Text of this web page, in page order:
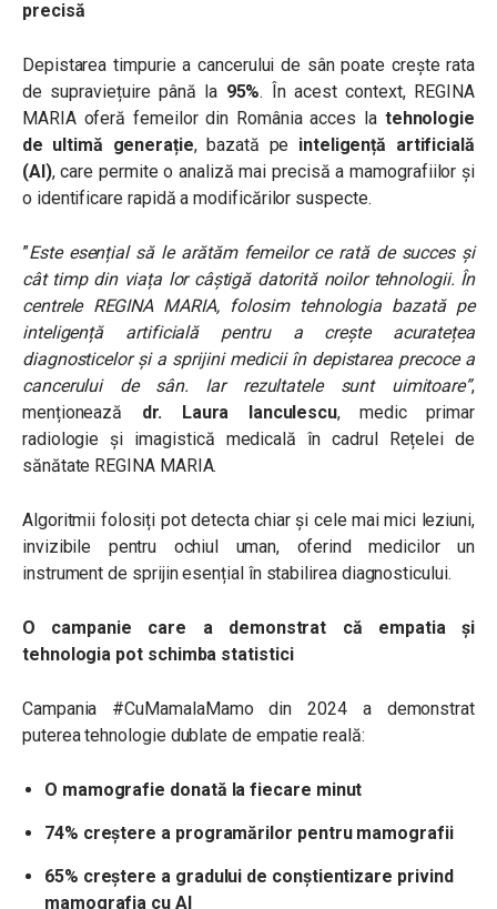
precisă
Depistarea timpurie a cancerului de sân poate crește rata
de supraviețuire până la 95%. În acest context, REGINA
MARIA oferă femeilor din România acces la tehnologie
de ultimă generație, bazată pe inteligență artificială
(AI), care permite o analiză mai precisă a mamografiilor și
o identificare rapidă a modificărilor suspecte.
”Este esențial să le arătăm femeilor ce rată de succes și
cât timp din viața lor câștigă datorită noilor tehnologii. În
centrele REGINA MARIA, folosim tehnologia bazată pe
inteligență artificială pentru a crește acuratețea
diagnosticelor și a sprijini medicii în depistarea precoce a
cancerului de sân. Iar rezultatele sunt uimitoare”,
menționează dr. Laura Ianculescu, medic primar
radiologie și imagistică medicală în cadrul Rețelei de
sănătate REGINA MARIA.
Algoritmii folosiți pot detecta chiar și cele mai mici leziuni,
invizibile pentru ochiul uman, oferind medicilor un
instrument de sprijin esențial în stabilirea diagnosticului.
O campanie care a demonstrat că empatia și
tehnologia pot schimba statistici
Campania #CuMamalaMamo din 2024 a demonstrat
puterea tehnologie dublate de empatie reală:
O mamografie donată la fiecare minut
74% creștere a programărilor pentru mamografii
65% creștere a gradului de conștientizare privind
mamografia cu AI